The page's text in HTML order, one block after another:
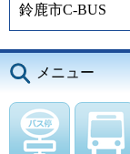
鈴鹿市C-BUS
メニュー